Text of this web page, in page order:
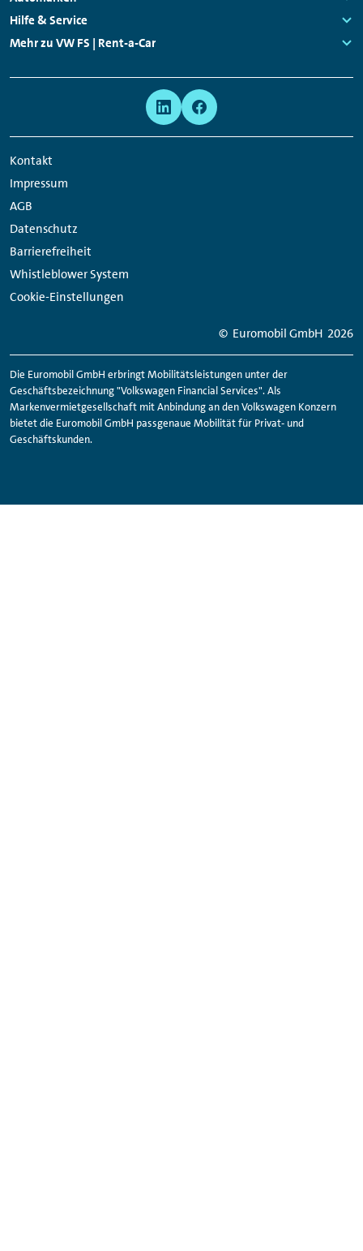
Links:
Hilfe & Service
Links:
Mehr zu VW FS | Rent-a-Car
Kontakt
Impressum
AGB
Datenschutz
Barrierefreiheit
Whistleblower System
Cookie-Einstellungen
Network
Links
© Euromobil GmbH 2026
Die Euromobil GmbH erbringt Mobilitätsleistungen unter der
Geschäftsbezeichnung "Volkswagen Financial Services". Als
Markenvermietgesellschaft mit Anbindung an den Volkswagen Konzern
bietet die Euromobil GmbH passgenaue Mobilität für Privat- und
Geschäftskunden.